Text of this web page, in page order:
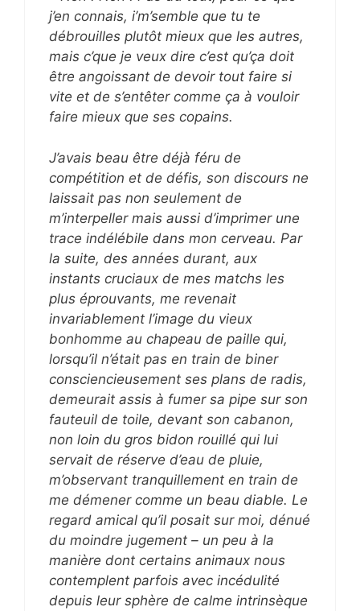
j’en connais, i’m’semble que tu te
débrouilles plutôt mieux que les autres,
mais c’que je veux dire c’est qu’ça doit
être angoissant de devoir tout faire si
vite et de s’entêter comme ça à vouloir
faire mieux que ses copains.
J’avais beau être déjà féru de
compétition et de défis, son discours ne
laissait pas non seulement de
m’interpeller mais aussi d’imprimer une
trace indélébile dans mon cerveau. Par
la suite, des années durant, aux
instants cruciaux de mes matchs les
plus éprouvants, me revenait
invariablement l’image du vieux
bonhomme au chapeau de paille qui,
lorsqu’il n’était pas en train de biner
consciencieusement ses plans de radis,
demeurait assis à fumer sa pipe sur son
fauteuil de toile, devant son cabanon,
non loin du gros bidon rouillé qui lui
servait de réserve d’eau de pluie,
m’observant tranquillement en train de
me démener comme un beau diable. Le
regard amical qu’il posait sur moi, dénué
du moindre jugement – un peu à la
manière dont certains animaux nous
contemplent parfois avec incédulité
depuis leur sphère de calme intrinsèque